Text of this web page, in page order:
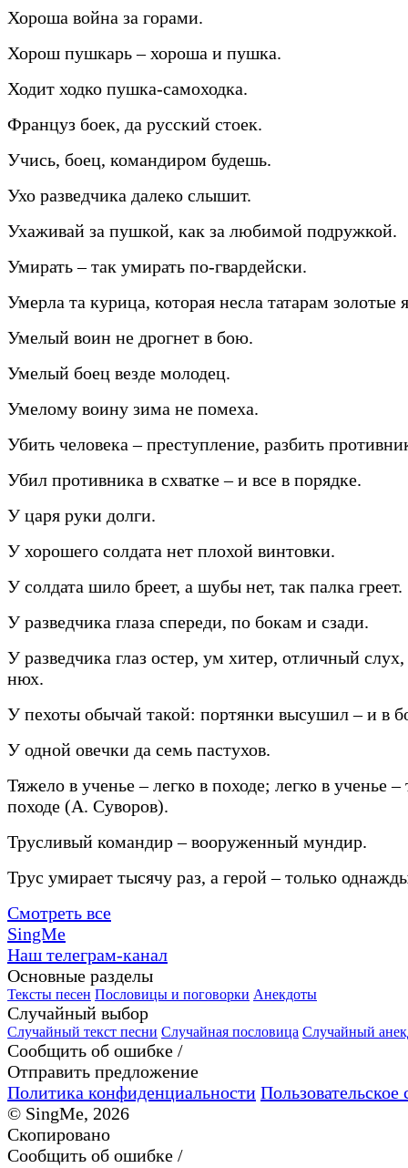
Хороша война за горами.
Хорош пушкарь – хороша и пушка.
Ходит ходко пушка-самоходка.
Француз боек, да русский стоек.
Учись, боец, командиром будешь.
Ухо разведчика далеко слышит.
Ухаживай за пушкой, как за любимой подружкой.
Умирать – так умирать по-гвардейски.
Умерла та курица, которая несла татарам золотые
Умелый воин не дрогнет в бою.
Умелый боец везде молодец.
Умелому воину зима не помеха.
Убить человека – преступление, разбить
Убил противника в схватке – и все в порядке.
У царя руки долги.
У хорошего солдата нет плохой винтовки.
У солдата шило бреет, а шубы нет, так палка греет.
У разведчика глаза спереди, по бокам и сзади.
У разведчика глаз остер, ум хитер, отличный
нюх.
У пехоты обычай такой: портянки высушил – и в
У одной овечки да семь пастухов.
Тяжело в ученье – легко в походе; легко в ученье –
походе (А. Суворов).
Трусливый командир – вооруженный мундир.
Трус умирает тысячу раз, а герой – только
Смотреть все
SingMe
Наш телеграм-канал
Основные разделы
Тексты песен Пословицы и поговорки Анекдоты
Случайный выбор
Случайный текст песни Случайная пословица Случайный
Сообщить об ошибке /
Отправить предложение
Политика конфиденциальности Пользовательское
© SingMe, 2026
Скопировано
Сообщить об ошибке /